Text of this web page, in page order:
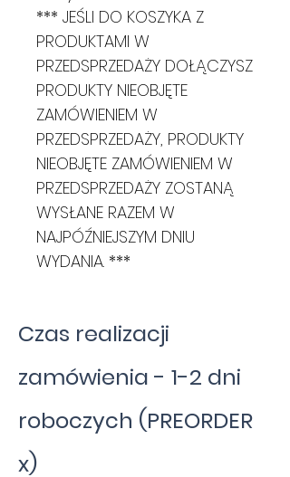
*** JEŚLI DO KOSZYKA Z
PRODUKTAMI W
PRZEDSPRZEDAŻY DOŁĄCZYSZ
PRODUKTY NIEOBJĘTE
ZAMÓWIENIEM W
PRZEDSPRZEDAŻY, PRODUKTY
NIEOBJĘTE ZAMÓWIENIEM W
PRZEDSPRZEDAŻY ZOSTANĄ
WYSŁANE RAZEM W
NAJPÓŹNIEJSZYM DNIU
WYDANIA. ***
Czas realizacji
zamówienia - 1-2 dni
roboczych (PREORDER
x)